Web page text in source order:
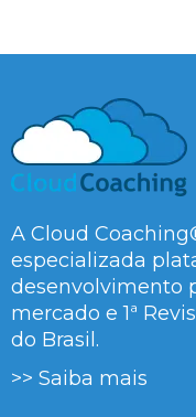
A Cloud
especializada
desenvolvimento
mercado e 1ª
do Brasil.
>> Saiba mais